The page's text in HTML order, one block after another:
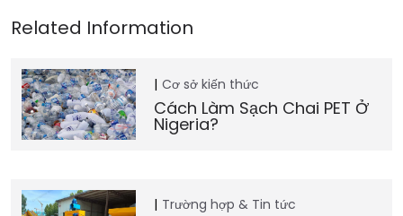
Cơ sở kiến thức
Cách Làm Sạch Chai PET Ở
Nigeria?
Trường hợp & Tin tức